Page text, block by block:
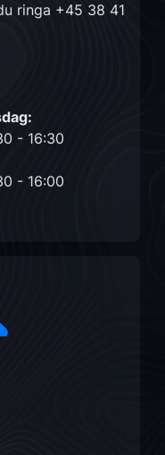
ringa +45 38 41
- 16:30
- 16:00